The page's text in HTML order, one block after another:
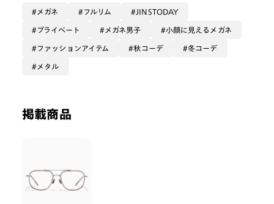
オプションは【無敵コーティング】がオススメです！傷
や反射に強くなります！ぜひ！
メガネ フルリム JINSTODAY
プライベート メガネ男子 小顔に見えるメガネ
ファッションアイテム 秋コーデ 冬コーデ
メタル
掲載商品